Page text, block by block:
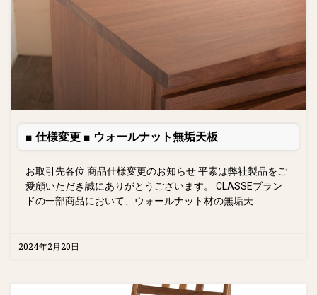
■ 仕様変更 ■ ウォールナット無垢天板
お取引先各位 商品仕様変更のお知らせ 平素は弊社製品をご
愛顧いただき誠にありがとうございます。 CLASSEブラン
ドの一部商品において、ウォールナット材の無垢天
2024年2月20日